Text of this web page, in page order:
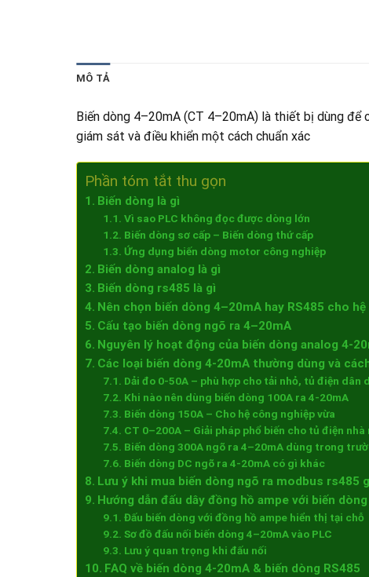
MÔ TẢ
Biến dòng 4–20mA (CT 4–20mA) là thiết bị dùng để
giám sát và điều khiển một cách chuẩn xác
Phần tóm tắt thu gọn
Biến dòng là gì
Vì sao PLC không đọc được dòng lớn
Biến dòng sơ cấp – Biến dòng thứ cấp
Ứng dụng biến dòng motor công nghiệp
Biến dòng analog là gì
Biến dòng rs485 là gì
Nên chọn biến dòng 4–20mA hay RS485 cho
Cấu tạo biến dòng ngõ ra 4–20mA
Nguyên lý hoạt động của biến dòng analog 4-
Các loại biến dòng 4-20mA thường dùng và
Dải đo 0-50A – phù hợp cho tải nhỏ, tủ điện dân
Khi nào nên dùng biến dòng 100A ra 4-20mA
Biến dòng 150A – Cho hệ công nghiệp vừa
CT 0–200A – Giải pháp phổ biến cho tủ điện nhà
Biến dòng 300A ngõ ra 4–20mA dùng trong
Biến dòng DC ngõ ra 4-20mA có gì khác
Lưu ý khi mua biến dòng ngõ ra modbus rs485
Hướng dẫn đấu dây đồng hồ ampe với biến dòng
Đấu biến dòng với đồng hồ ampe hiển thị tại chỗ
Sơ đồ đấu nối biến dòng 4–20mA vào PLC
Lưu ý quan trọng khi đấu nối
FAQ về biến dòng 4-20mA & biến dòng RS485